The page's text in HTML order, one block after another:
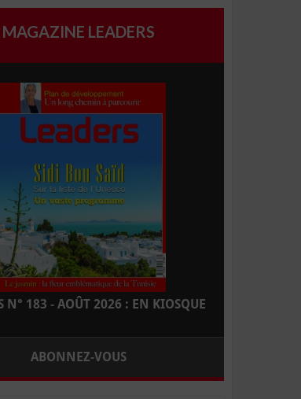
MAGAZINE LEADERS
N° 183 - AOÛT 2026 : EN KIOSQUE
ABONNEZ-VOUS